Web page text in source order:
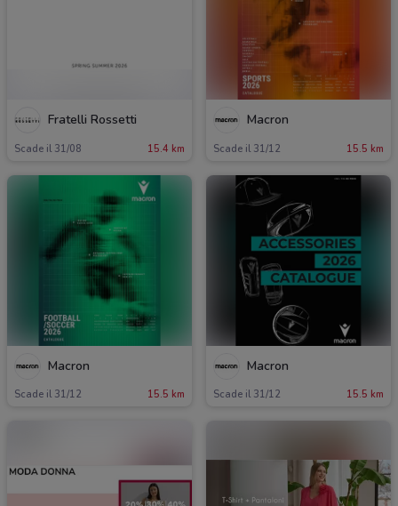
Fratelli Rossetti
Scade il 31/08 15.4 km
Macron
Scade il 31/12 15.5 km
Macron
Scade il 31/12 15.5 km
Macron
Scade il 31/12 15.5 km